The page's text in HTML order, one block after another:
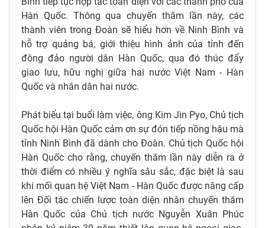
Hàn Quốc. Thông qua chuyến thăm lần này, các
thành viên trong Đoàn sẽ hiểu hơn về Ninh Bình và
hỗ trợ quảng bá, giới thiệu hình ảnh của tỉnh đến
đông đảo người dân Hàn Quốc, qua đó thúc đẩy
giao lưu, hữu nghị giữa hai nước Việt Nam - Hàn
Quốc và nhân dân hai nước.
Phát biểu tại buổi làm việc, ông Kim Jin Pyo, Chủ tịch
Quốc hội Hàn Quốc cảm ơn sự đón tiếp nồng hậu mà
tỉnh Ninh Bình đã dành cho Đoàn. Chủ tịch Quốc hội
Hàn Quốc cho rằng, chuyến thăm lần này diễn ra ở
thời điểm có nhiều ý nghĩa sâu sắc, đặc biệt là sau
khi mối quan hệ Việt Nam - Hàn Quốc được nâng cấp
lên Đối tác chiến lược toàn diện nhân chuyến thăm
Hàn Quốc của Chủ tịch nước Nguyễn Xuân Phúc